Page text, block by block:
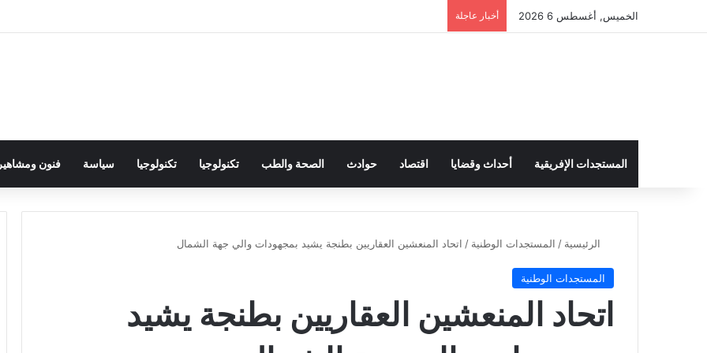
الخميس, أغسطس 6 2026 أخبار عاجلة
المستجدات الإفريقية أحداث وقضايا اقتصاد حوادث الصحة والطب تكنولوجيا تكنولوجيا سياسة فنون ومشاهير
الرئيسية / المستجدات الوطنية / اتحاد المنعشين العقاريين بطنجة يشيد بمجهودات والي جهة الشمال
المستجدات الوطنية
اتحاد المنعشين العقاريين بطنجة يشيد